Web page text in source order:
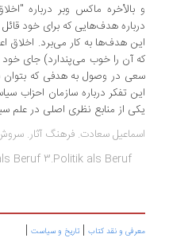
ماکس وبر درباره "اخلاق"
هدف‌هایی که برای خود قائل است؛
هدف‌ها به کار می‌برد. اخلاق
آن را خوب می‌پندارد) جای خود را
در وصول به هدفی که بتوان به
تفکر درباره سازمان احزاب سیاسی، و
از منابع نظری اصلی در علم سیاست
سعادت. فرهنگ آثار. سروش
als Beruf 3.Politik als Beruf
و نقد کتاب|تاریخ و سیاست|